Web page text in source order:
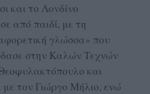
και το Λονδίνο
από παιδί, με τη
γλώσσα» που
στην Καλών Τεχνών
και
τον Γιώργο Μήλιο, ενώ